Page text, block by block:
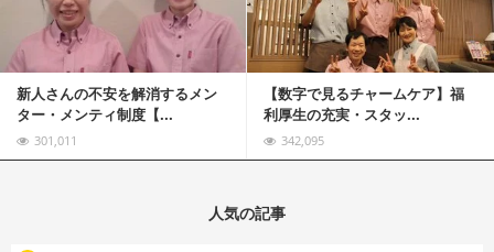
新人さんの不安を解消するメン
ター・メンティ制度【...
301,011
【数字で見るチャームケア】福
利厚生の充実・スタッ...
342,095
人気の記事